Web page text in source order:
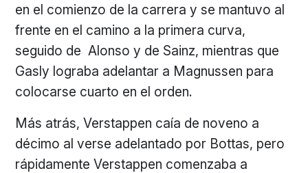
en el comienzo de la carrera y se mantuvo al
frente en el camino a la primera curva,
seguido de Alonso y de Sainz, mientras que
Gasly lograba adelantar a Magnussen para
colocarse cuarto en el orden.
Más atrás, Verstappen caía de noveno a
décimo al verse adelantado por Bottas, pero
rápidamente Verstappen comenzaba a